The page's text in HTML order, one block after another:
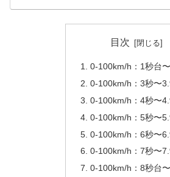
目次
0-100km/h：1秒台
0-100km/h：3秒〜
0-100km/h：4秒〜
0-100km/h：5秒〜
0-100km/h：6秒〜
0-100km/h：7秒〜
0-100km/h：8秒台〜